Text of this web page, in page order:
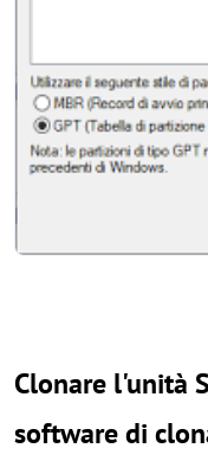
Clonare l'unità
software di